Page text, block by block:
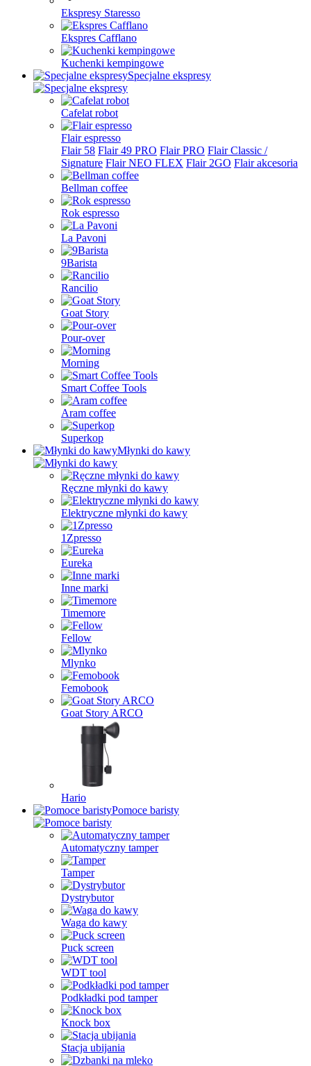
Ekspresy Staresso
Ekspres Cafflano
Kuchenki kempingowe
Specjalne ekspresy
Cafelat robot
Flair espresso
Flair 58 Flair 49 PRO Flair PRO Flair Classic /
Signature Flair NEO FLEX Flair 2GO Flair akcesoria
Bellman coffee
Rok espresso
La Pavoni
9Barista
Rancilio
Goat Story
Pour-over
Morning
Smart Coffee Tools
Aram coffee
Superkop
Młynki do kawy
Ręczne młynki do kawy
Elektryczne młynki do kawy
1Zpresso
Eureka
Inne marki
Timemore
Fellow
Mlynko
Femobook
Goat Story ARCO
Hario
Pomoce baristy
Automatyczny tamper
Tamper
Dystrybutor
Waga do kawy
Puck screen
WDT tool
Podkładki pod tamper
Knock box
Stacja ubijania